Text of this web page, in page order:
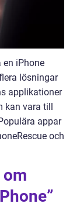
en iPhone
lösningar
applikationer
vara till
appar
och